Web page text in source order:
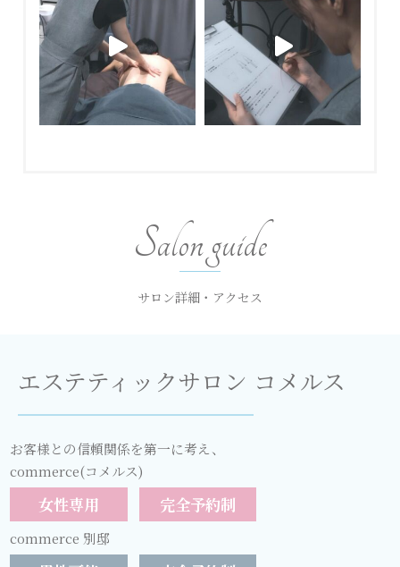
Salon guide
サロン詳細・アクセス
エステティックサロン コメルス
お客様との信頼関係を第一に考え、
commerce(コメルス)
女性専用 完全予約制
commerce 別邸